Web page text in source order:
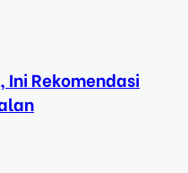
Ini Rekomendasi